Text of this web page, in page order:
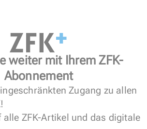
weiter mit Ihrem ZFK-
Abonnement
Zugang zu allen
ZFK-Artikel und das digitale